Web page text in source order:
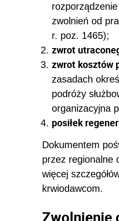
zwolnień od
r. poz. 1465);
zwrot
zwrot kosztów
zasadach
podróży
organizacyjna
posiłek
Dokumentem
przez regionalne
więcej
krwiodawcom.